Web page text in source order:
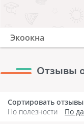
Экоокна
Отзывы
Сортировать
По полезности
По